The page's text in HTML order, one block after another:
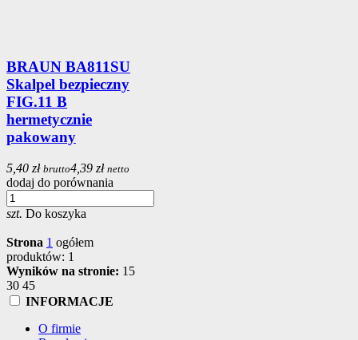
BRAUN BA811SU
Skalpel bezpieczny
FIG.11 B
hermetycznie
pakowany
5,40 zł brutto4,39 zł netto
dodaj do porównania
szt. Do koszyka
Strona 1 ogółem
produktów: 1
Wyników na stronie: 15
30 45
INFORMACJE
O firmie